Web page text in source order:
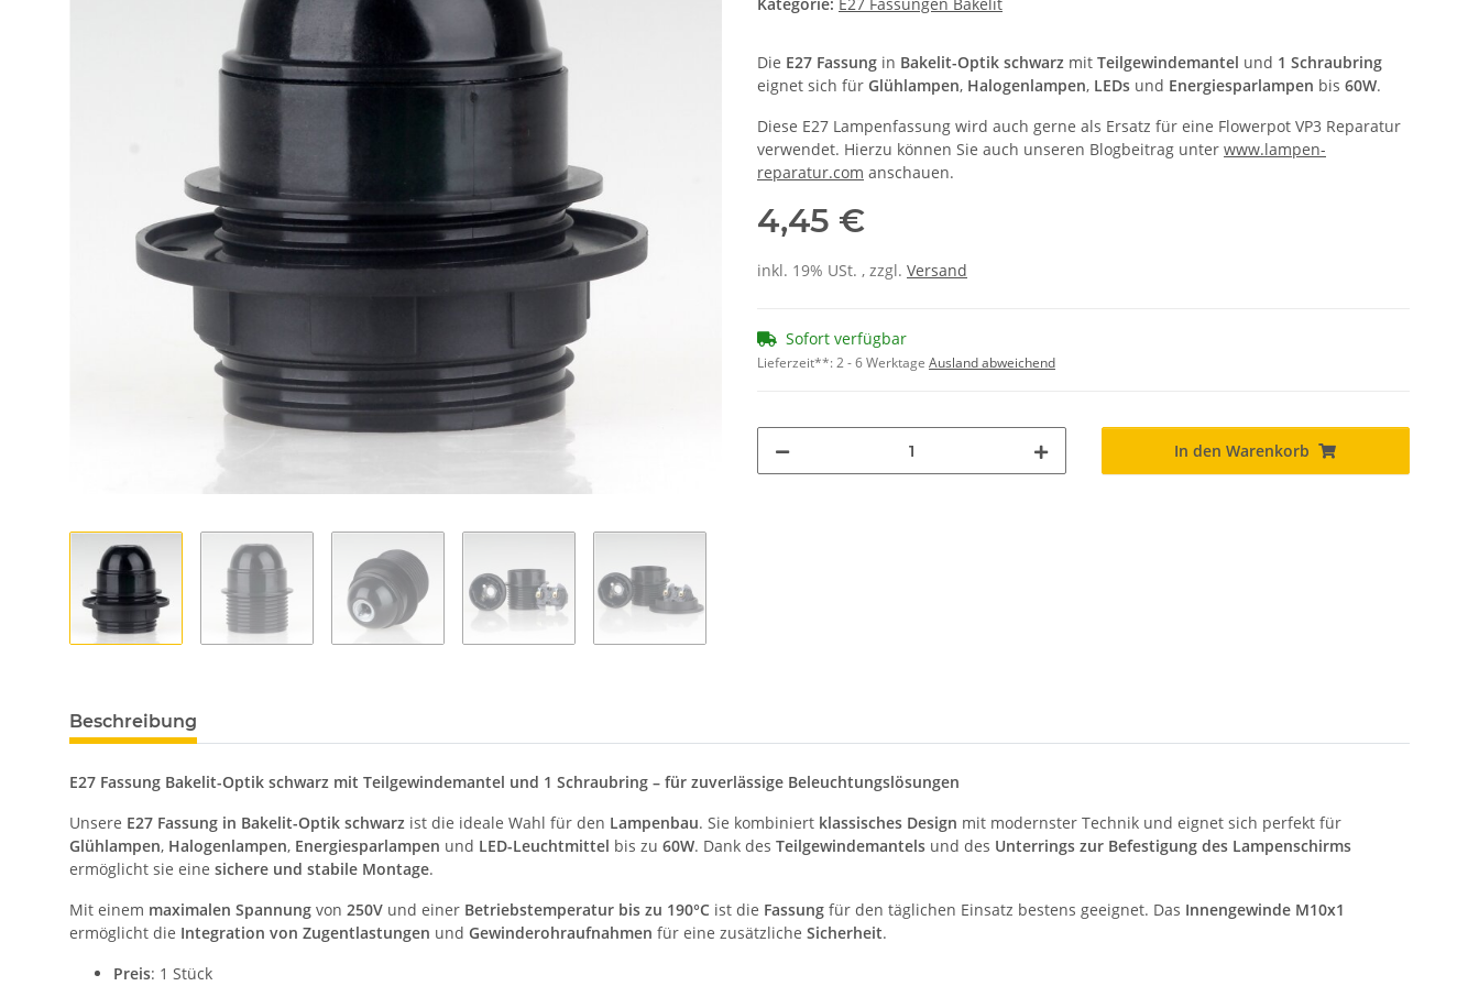
Kategorie: E27 Fassungen Bakelit
Die E27 Fassung in Bakelit-Optik schwarz mit Teilgewindemantel und 1 Schraubring
eignet sich für Glühlampen, Halogenlampen, LEDs und Energiesparlampen bis 60W.
Diese E27 Lampenfassung wird auch gerne als Ersatz für eine Flowerpot VP3 Reparatur
verwendet. Hierzu können Sie auch unseren Blogbeitrag unter www.lampen-
reparatur.com anschauen.
4,45 €
inkl. 19% USt. , zzgl. Versand
Sofort verfügbar
Lieferzeit**:2 - 6 Werktage Ausland abweichend
In den Warenkorb
Beschreibung
E27 Fassung Bakelit-Optik schwarz mit Teilgewindemantel und 1 Schraubring – für zuverlässige Beleuchtungslösungen
Unsere E27 Fassung in Bakelit-Optik schwarz ist die ideale Wahl für den Lampenbau. Sie kombiniert klassisches Design mit modernster Technik und eignet sich perfekt für
Glühlampen, Halogenlampen, Energiesparlampen und LED-Leuchtmittel bis zu 60W. Dank des Teilgewindemantels und des Unterrings zur Befestigung des Lampenschirms
ermöglicht sie eine sichere und stabile Montage.
Mit einem maximalen Spannung von 250V und einer Betriebstemperatur bis zu 190°C ist die Fassung für den täglichen Einsatz bestens geeignet. Das Innengewinde M10x1
ermöglicht die Integration von Zugentlastungen und Gewinderohraufnahmen für eine zusätzliche Sicherheit.
Preis: 1 Stück